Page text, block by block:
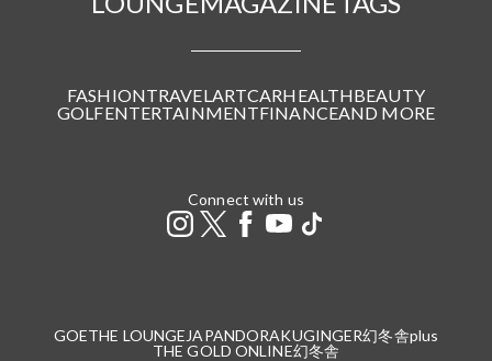
FASHIONTRAVEL ARTCARHEALTHBEAUTY
GOLFENTERTAINMENTFINANCEAND MORE
Connect with us
GOETHE LOUNGE JAPANDORAKUGINGER幻冬舎plus
THE GOLD ONLINE幻冬舎